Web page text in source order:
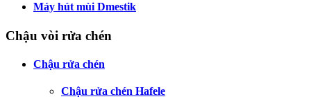
Máy hút mùi Dmestik
Chậu vòi rửa chén
Chậu rửa chén
Chậu rửa chén Hafele